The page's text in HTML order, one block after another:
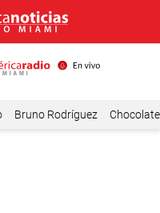
Bruno Rodríguez